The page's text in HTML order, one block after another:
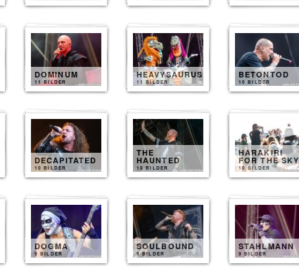
DOMINUM
11 BILDER
HEAVYSAURUS
11 BILDER
BETONTOD
10 BILDER
DECAPITATED
10 BILDER
THE
HAUNTED
10 BILDER
HARAKIRI
FOR THE SKY
10 BILDER
DOGMA
9 BILDER
SOULBOUND
9 BILDER
STAHLMANN
9 BILDER